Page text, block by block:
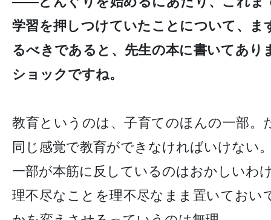
学習を押しつけていたことについて、ま
るべきであると、先生の本に書いてあり
ショックですね。
教育というのは、子育てのほんの一部。
同じ感覚で教育ができなければいけない
一部が本筋に反しているのはおかしいわ
理不尽なことを理不尽なまま置いておい